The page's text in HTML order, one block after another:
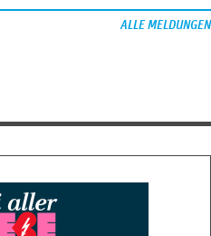
ALLE MELDUNGEN